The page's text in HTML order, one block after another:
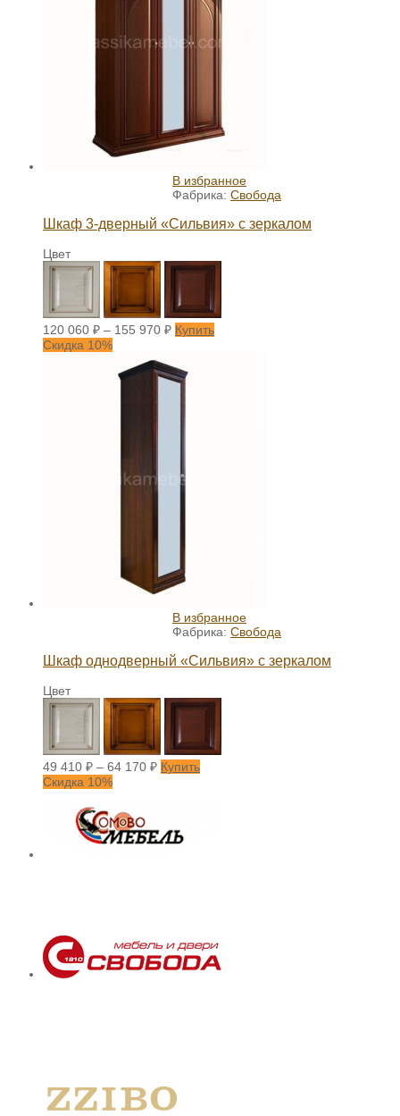
В избранное
Фабрика: Свобода
Шкаф 3-дверный «Сильвия» с зеркалом
Цвет
120 060 ₽ – 155 970 ₽ Купить
Скидка 10%
В избранное
Фабрика: Свобода
Шкаф однодверный «Сильвия» с зеркалом
Цвет
49 410 ₽ – 64 170 ₽ Купить
Скидка 10%